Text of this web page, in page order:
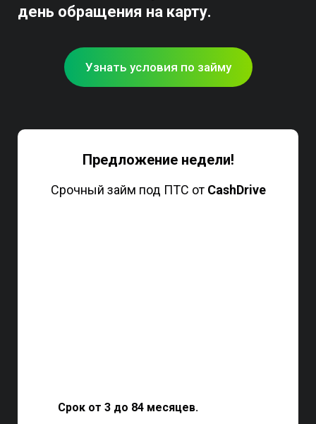
день обращения на карту.
Узнать условия по займу
Предложение недели!
Срочный займ под ПТС от CashDrive
Срок от 3 до 84 месяцев.